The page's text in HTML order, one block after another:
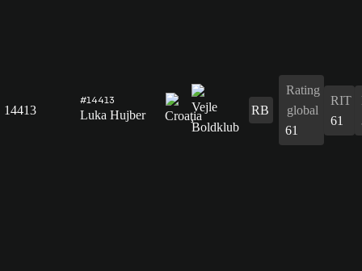
14413
#14413
Luka Hujber RB
Rating
global
61
RIT
61